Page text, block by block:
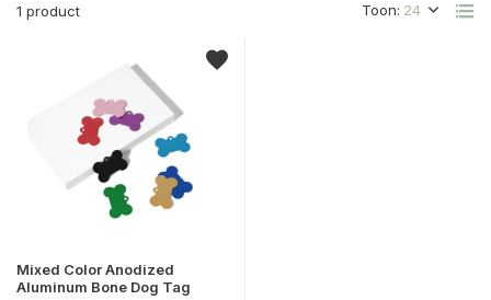
1 product Toon:
Mixed Color Anodized
Aluminum Bone Dog Tag